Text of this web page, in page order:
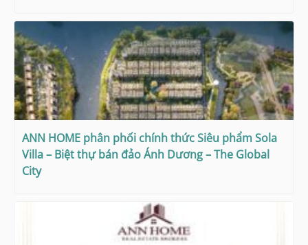
ANN HOME phân phối chính thức Siêu phẩm Sola
Villa – Biệt thự bán đảo Ánh Dương – The Global
City